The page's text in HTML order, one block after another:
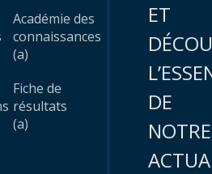
Académie des
connaissances
(a)
Fiche de
résultats
(a)
ET
DE
NOTRE